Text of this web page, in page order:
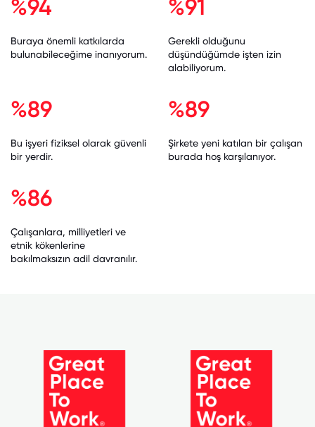
%94
Buraya önemli katkılarda
bulunabileceğime inanıyorum.
%91
Gerekli olduğunu
düşündüğümde işten izin
alabiliyorum.
%89
Bu işyeri fiziksel olarak güvenli
bir yerdir.
%89
Şirkete yeni katılan bir çalışan
burada hoş karşılanıyor.
%86
Çalışanlara, milliyetleri ve
etnik kökenlerine
bakılmaksızın adil davranılır.